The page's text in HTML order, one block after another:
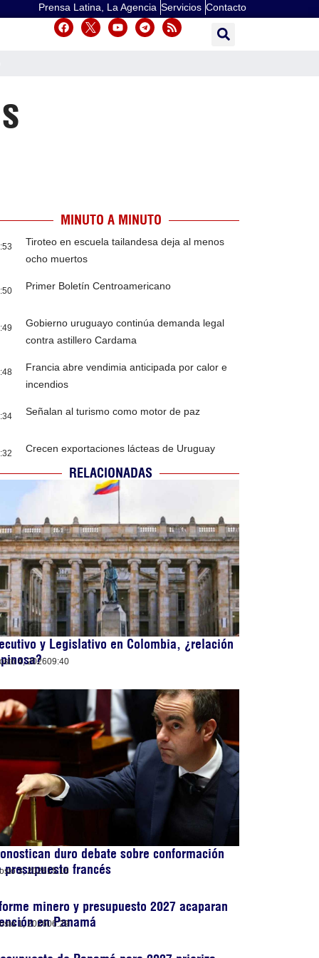
Prensa Latina, La Agencia Servicios Contacto
MINUTO A MINUTO
Tiroteo en escuela tailandesa deja al menos
ocho muertos
Primer Boletín Centroamericano
Gobierno uruguayo continúa demanda legal
contra astillero Cardama
Francia abre vendimia anticipada por calor e
incendios
Señalan al turismo como motor de paz
Crecen exportaciones lácteas de Uruguay
RELACIONADAS
y Legislativo en Colombia, ¿relación
4, 202609:40
duro debate sobre conformación
presupuesto francés
3, 202615:16
minero y presupuesto 2027 acaparan
en Panamá
1, 202606:29